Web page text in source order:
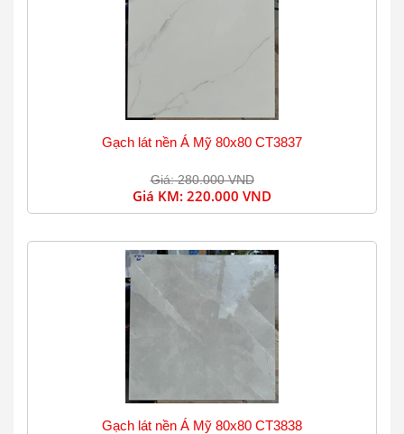
Gạch lát nền Á Mỹ 80x80 CT3837
Giá: 280.000 VND
Giá KM: 220.000 VND
Gạch lát nền Á Mỹ 80x80 CT3838